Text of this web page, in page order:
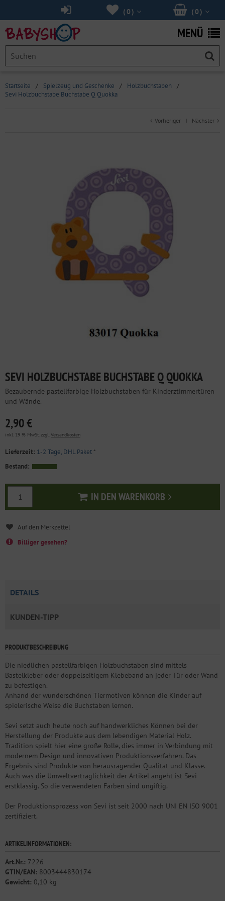
(0 )
(0 )
MENÜ
Startseite / Spielzeug und Geschenke / Holzbuchstaben
/
Sevi Holzbuchstabe Buchstabe Q Quokka
Vorheriger | Nächster
SEVI HOLZBUCHSTABE BUCHSTABE Q QUOKKA
Bezaubernde pastellfarbige Holzbuchstaben für Kinderztimmertüren
und Wände.
2,90 €
inkl. 19 % MwSt. zzgl. Versandkosten
Lieferzeit: 1-2 Tage, DHL Paket*
Bestand:
IN DEN WARENKORB
In den Warenkorb
Billiger gesehen?
DETAILS
KUNDEN-TIPP
PRODUKTBESCHREIBUNG
Die niedlichen pastellfarbigen Holzbuchstaben sind mittels
Bastelkleber oder doppelseitigem Klebeband an jeder Tür oder Wand
zu befestigen.
Anhand der wunderschönen Tiermotiven können die Kinder auf
spielerische Weise die Buchstaben lernen.
Sevi setzt auch heute noch auf handwerkliches Können bei der
Herstellung der Produkte aus dem lebendigen Material Holz.
Tradition spielt hier eine große Rolle, dies immer in Verbindung mit
modernem Design und innovativen Produktionsverfahren. Das
Ergebnis sind Produkte von herausragender Qualität und Klasse.
Auch was die Umweltverträglichkeit der Artikel angeht ist Sevi
erstklassig. So die verwendeten Farben sind ungiftig.
Der Produktionsprozess von Sevi ist seit 2000 nach UNI EN ISO 9001
zertifiziert.
ARTIKELINFORMATIONEN:
Art.Nr.: 7226
GTIN/EAN: 8003444830174
Gewicht: 0,10 kg